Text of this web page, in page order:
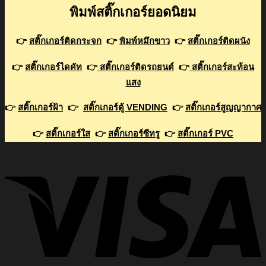
พิมพ์สติ๊กเกอร์ยอดนิยม
👉 สติ๊กเกอร์ติดกระจก 👉พิมพ์หมึกขาว 👉 สติ๊กเกอร์ติดผนัง
👉 สติ๊กเกอร์ไดคัท 👉สติ๊กเกอร์ติดรถยนต์ 👉สติ๊กเกอร์สะท้อน
แสง
👉 สติ๊กเกอร์ฝ้า 👉 สติ๊กเกอร์ตู้ VENDING 👉 สติ๊กเกอร์สูญญากาศ
👉 สติ๊กเกอร์ใส👉 สติ๊กเกอร์ซีทรู 👉 สติ๊กเกอร์ PVC